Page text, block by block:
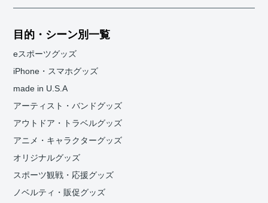
目的・シーン別一覧
eスポーツグッズ
iPhone・スマホグッズ
made in U.S.A
アーティスト・バンドグッズ
アウトドア・トラベルグッズ
アニメ・キャラクターグッズ
オリジナルグッズ
スポーツ観戦・応援グッズ
ノベルティ・販促グッズ